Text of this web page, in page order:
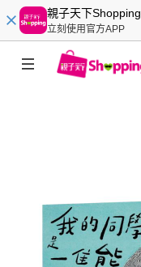
親子天下Shopping
立刻使用官方APP